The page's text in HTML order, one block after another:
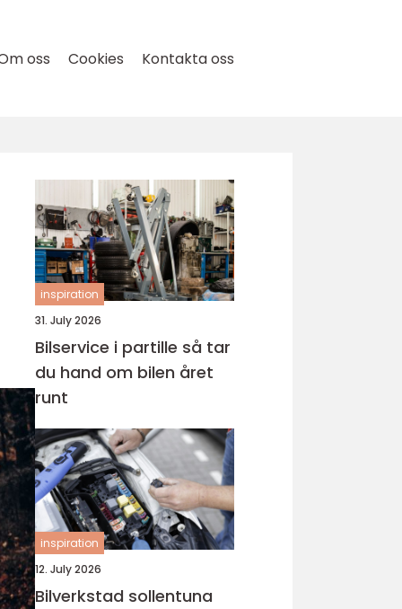
oss Cookies Kontakta oss
inspiration
31. July 2026
Bilservice i partille så tar
du hand om bilen året
runt
inspiration
12. July 2026
Bilverkstad sollentuna